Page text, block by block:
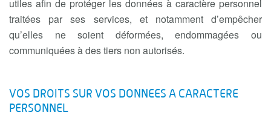
utiles afin de protéger les données à caractère personnel
traitées par ses services, et notamment d’empêcher
qu’elles ne soient déformées, endommagées ou
communiquées à des tiers non autorisés.
VOS DROITS SUR VOS DONNEES A CARACTERE
PERSONNEL